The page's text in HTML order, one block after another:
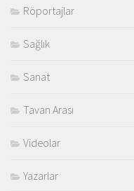
Röportajlar
Sağlık
Sanat
Tavan Arası
Videolar
Yazarlar